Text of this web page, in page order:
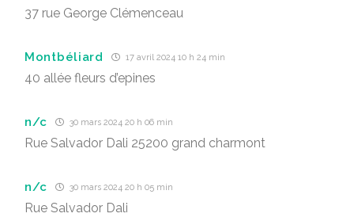
37 rue George Clémenceau
Montbéliard 17 avril 2024 10 h 24 min
40 allée fleurs d’epines
n/c 30 mars 2024 20 h 06 min
Rue Salvador Dali 25200 grand charmont
n/c 30 mars 2024 20 h 05 min
Rue Salvador Dali